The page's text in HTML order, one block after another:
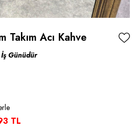
Takım Acı Kahve
Günüdür
TL